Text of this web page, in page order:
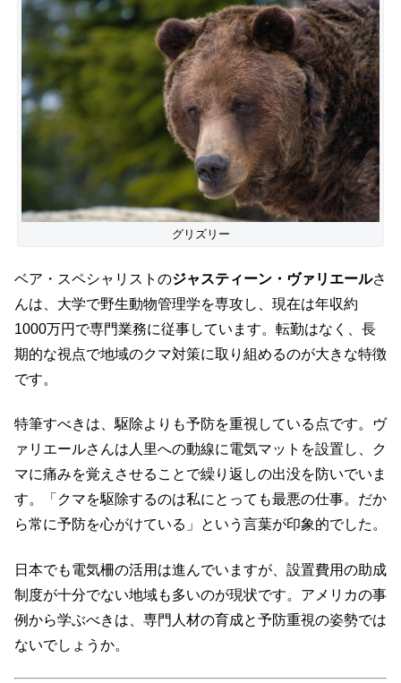
グリズリー
ベア・スペシャリストのジャスティーン・ヴァリエールさ
んは、大学で野生動物管理学を専攻し、現在は年収約
1000万円で専門業務に従事しています。転勤はなく、長
期的な視点で地域のクマ対策に取り組めるのが大きな特徴
です。
特筆すべきは、駆除よりも予防を重視している点です。ヴ
ァリエールさんは人里への動線に電気マットを設置し、ク
マに痛みを覚えさせることで繰り返しの出没を防いでいま
す。「クマを駆除するのは私にとっても最悪の仕事。だか
ら常に予防を心がけている」という言葉が印象的でした。
日本でも電気柵の活用は進んでいますが、設置費用の助成
制度が十分でない地域も多いのが現状です。アメリカの事
例から学ぶべきは、専門人材の育成と予防重視の姿勢では
ないでしょうか。